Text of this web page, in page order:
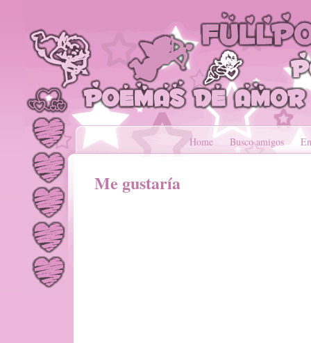
Home Busco amigos
Me gustaría